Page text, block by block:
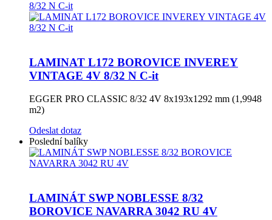
LAMINAT L172 BOROVICE INVEREY
VINTAGE 4V 8/32 N C-it
EGGER PRO CLASSIC 8/32 4V 8x193x1292 mm (1,9948
m2)
Odeslat dotaz
Poslední balíky
LAMINÁT SWP NOBLESSE 8/32
BOROVICE NAVARRA 3042 RU 4V